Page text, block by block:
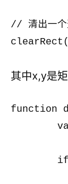
// 清出一个
其中x,y是
function